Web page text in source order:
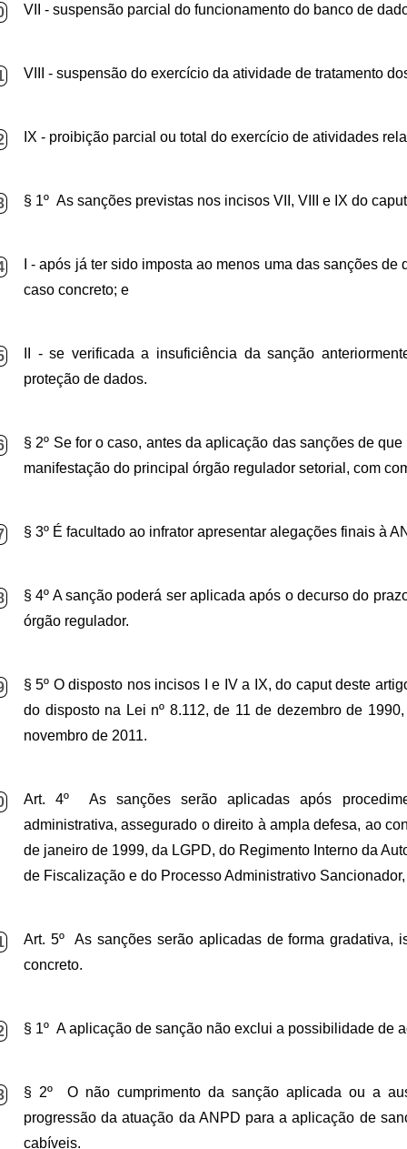
VII - suspensão parcial do funcionamento do banco de
VIII - suspensão do exercício da atividade de tratamento
IX - proibição parcial ou total do exercício de atividades
§ 1º As sanções previstas nos incisos VII, VIII e IX do
I - após já ter sido imposta ao menos uma das sanções
caso concreto; e
II - se verificada a insuficiência da sanção
proteção de dados.
§ 2º Se for o caso, antes da aplicação das sanções de
manifestação do principal órgão regulador setorial, com
§ 3º É facultado ao infrator apresentar alegações finais à
§ 4º A sanção poderá ser aplicada após o decurso do
órgão regulador.
§ 5º O disposto nos incisos I e IV a IX, do caput deste
do disposto na Lei nº 8.112, de 11 de dezembro de 1990
novembro de 2011.
Art. 4º As sanções serão aplicadas após
administrativa, assegurado o direito à ampla defesa, ao
de janeiro de 1999, da LGPD, do Regimento Interno da
de Fiscalização e do Processo Administrativo
Art. 5º As sanções serão aplicadas de forma gradativa,
concreto.
§ 1º A aplicação de sanção não exclui a possibilidade de
§ 2º O não cumprimento da sanção aplicada ou a
progressão da atuação da ANPD para a aplicação de
cabíveis.